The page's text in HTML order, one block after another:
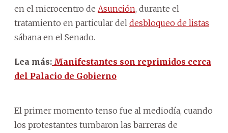
en el microcentro de Asunción, durante el
tratamiento en particular del desbloqueo de listas
sábana en el Senado.
Lea más: Manifestantes son reprimidos cerca
del Palacio de Gobierno
El primer momento tenso fue al mediodía, cuando
los protestantes tumbaron las barreras de